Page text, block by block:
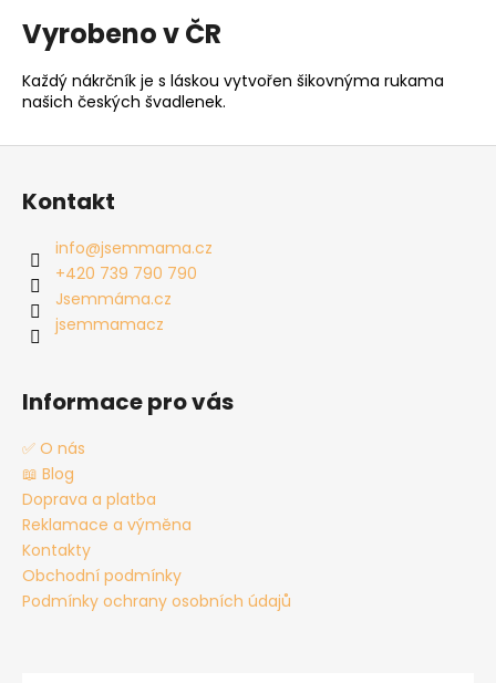
Vyrobeno v ČR
Každý nákrčník je s láskou vytvořen šikovnýma rukama
našich českých švadlenek.
Z
Kontakt
info@jsemmama.cz
+420 739 790 790
Jsemmáma.cz
jsemmamacz
Informace pro vás
✅ O nás
📖 Blog
Doprava a platba
Reklamace a výměna
Kontakty
Obchodní podmínky
Podmínky ochrany osobních údajů